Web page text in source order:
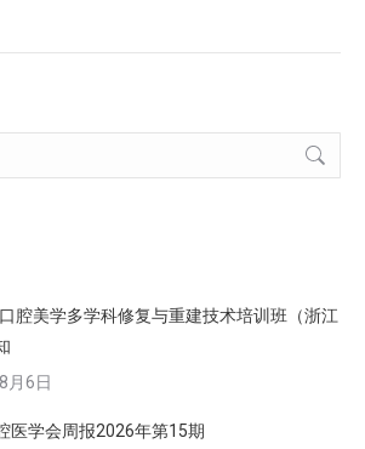
腔美学多学科修复与重建技术培训班（浙江
月6日
医学会周报2026年第15期